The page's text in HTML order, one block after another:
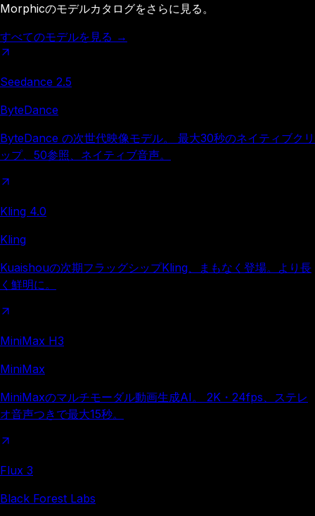
Morphicのモデルカタログをさらに見る。
すべてのモデルを見る →
Seedance 2.5
ByteDance
ByteDance の次世代映像モデル。 最大30秒のネイティブクリ
ップ、50参照、ネイティブ音声。
Kling 4.0
Kling
Kuaishouの次期フラッグシップKling、まもなく登場。より長
く鮮明に。
MiniMax H3
MiniMax
MiniMaxのマルチモーダル動画生成AI。 2K・24fps、ステレ
オ音声つきで最大15秒。
Flux 3
Black Forest Labs